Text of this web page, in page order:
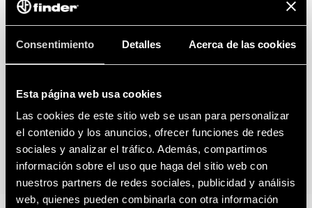
Consentimiento Detalles Acerca de las cookies
Esta página web usa cookies
Las cookies de este sitio web se usan para personalizar
el contenido y los anuncios, ofrecer funciones de redes
sociales y analizar el tráfico. Además, compartimos
información sobre el uso que haga del sitio web con
nuestros partners de redes sociales, publicidad y análisis
web, quienes pueden combinarla con otra información